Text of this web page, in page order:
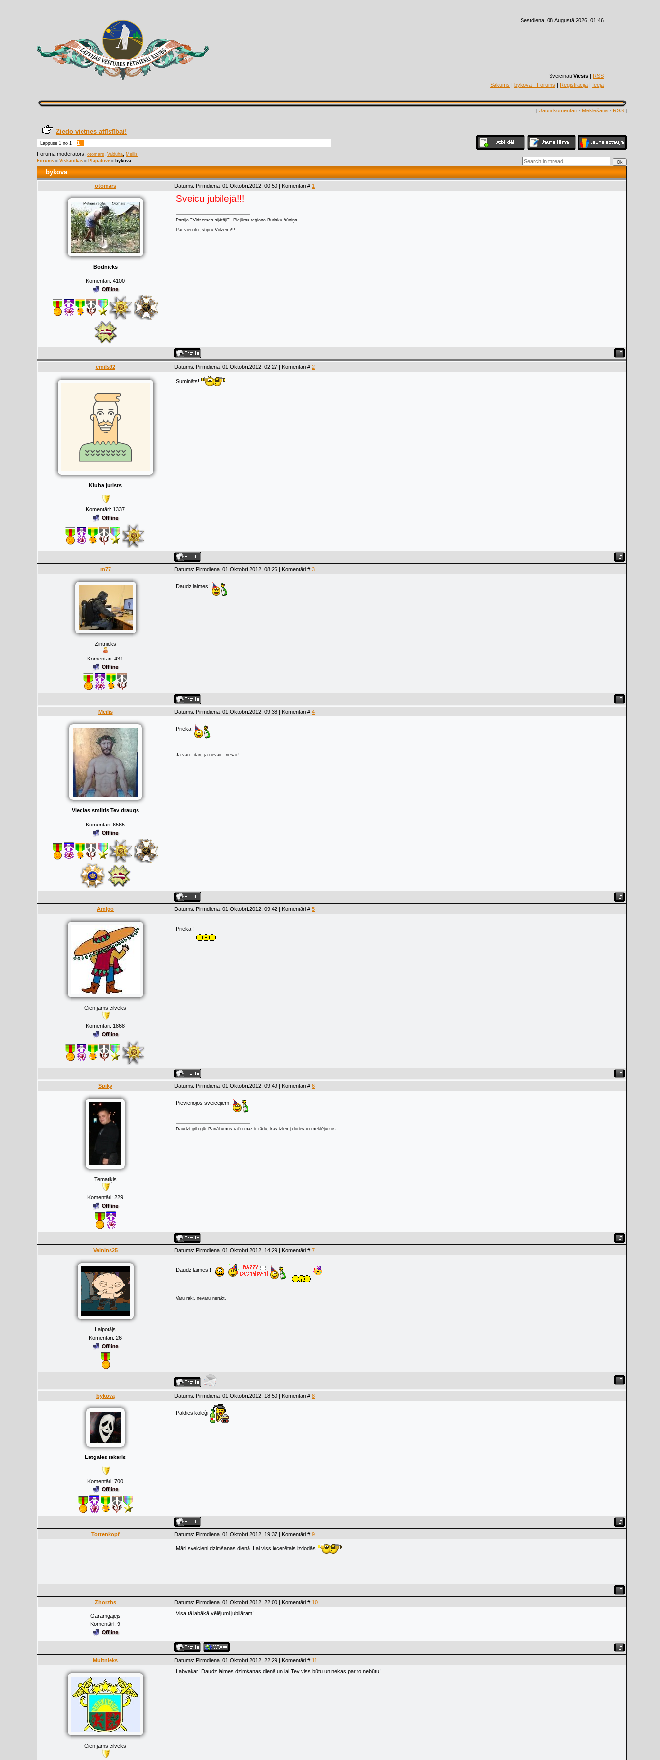
Sestdiena, 08.Augustā.2026, 01:46
Sveicināti Viesis | RSS
Sākums | bykova - Forums | Reģistrācija | Ieeja
[ Jauni komentāri · Meklēšana · RSS ]
Ziedo vietnes attīstībai!
Lappuse 1 no 1
1
Foruma moderators: otomars Valduha
Meilis
Forums » Viskautkas » Pļāpātuve » bykova
bykova
otomars Datums: Pirmdiena, 01.Oktobrī.2012, 00:50 | Komentāri # 1
Bodnieks
Komentāri: 4100
Sveicu jubilejā!!!
Partija ""Vidzemes sijātāji"" .Piejūras reģiona Burlaku šūniņa.
Par vienotu ,stipru Vidzemi!!!
.
emils92 Datums: Pirmdiena, 01.Oktobrī.2012, 02:27 | Komentāri # 2
Kluba jurists
Komentāri: 1337
Sumināts!
m77 Datums: Pirmdiena, 01.Oktobrī.2012, 08:26 | Komentāri # 3
Zintnieks
Komentāri: 431
Daudz laimes!
Meilis Datums: Pirmdiena, 01.Oktobrī.2012, 09:38 | Komentāri # 4
Vieglas smiltis Tev draugs
Komentāri: 6565
Priekā!
Ja vari - dari, ja nevari - nesāc!
Amigo Datums: Pirmdiena, 01.Oktobrī.2012, 09:42 | Komentāri # 5
Cienījams cilvēks
Komentāri: 1868
Priekā !
Spiky Datums: Pirmdiena, 01.Oktobrī.2012, 09:49 | Komentāri # 6
Tematiķis
Komentāri: 229
Pievienojos sveicējiem.
Daudzi grib gūt Panākumus taču maz ir tādu, kas izlemj doties to meklējumos.
Velnins25 Datums: Pirmdiena, 01.Oktobrī.2012, 14:29 | Komentāri # 7
Laipotājs
Komentāri: 26
Daudz laimes!!
Varu rakt, nevaru nerakt.
bykova Datums: Pirmdiena, 01.Oktobrī.2012, 18:50 | Komentāri # 8
Latgales rakaris
Komentāri: 700
Paldies kolēģi
Tottenkopf Datums: Pirmdiena, 01.Oktobrī.2012, 19:37 | Komentāri # 9
Māri sveicieni dzimšanas dienā. Lai viss iecerētais izdodās
Zhorzhs Datums: Pirmdiena, 01.Oktobrī.2012, 22:00 | Komentāri # 10
Garāmgājējs
Komentāri: 9
Visa tā labākā vēlējumi jubilāram!
Muitnieks Datums: Pirmdiena, 01.Oktobrī.2012, 22:29 | Komentāri # 11
Cienījams cilvēks
Labvakar! Daudz laimes dzimšanas dienā un lai Tev viss būtu un nekas par to nebūtu!